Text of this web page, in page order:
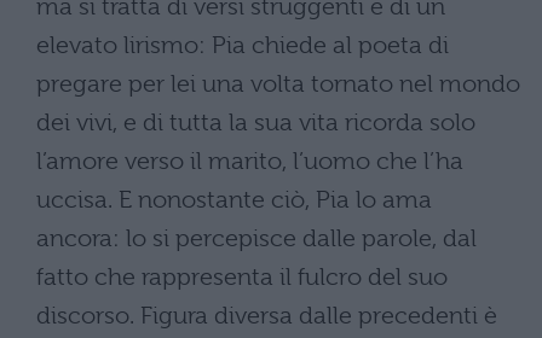
ma si tratta di versi struggenti e di un
elevato lirismo: Pia chiede al poeta di
pregare per lei una volta tornato nel mondo
dei vivi, e di tutta la sua vita ricorda solo
l’amore verso il marito, l’uomo che l’ha
uccisa. E nonostante ciò, Pia lo ama
ancora: lo si percepisce dalle parole, dal
fatto che rappresenta il fulcro del suo
discorso. Figura diversa dalle precedenti è